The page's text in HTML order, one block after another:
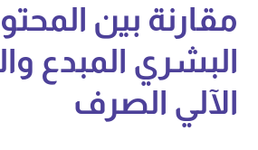
مقارنة بين
البشري المبدع
الآلي الصرف